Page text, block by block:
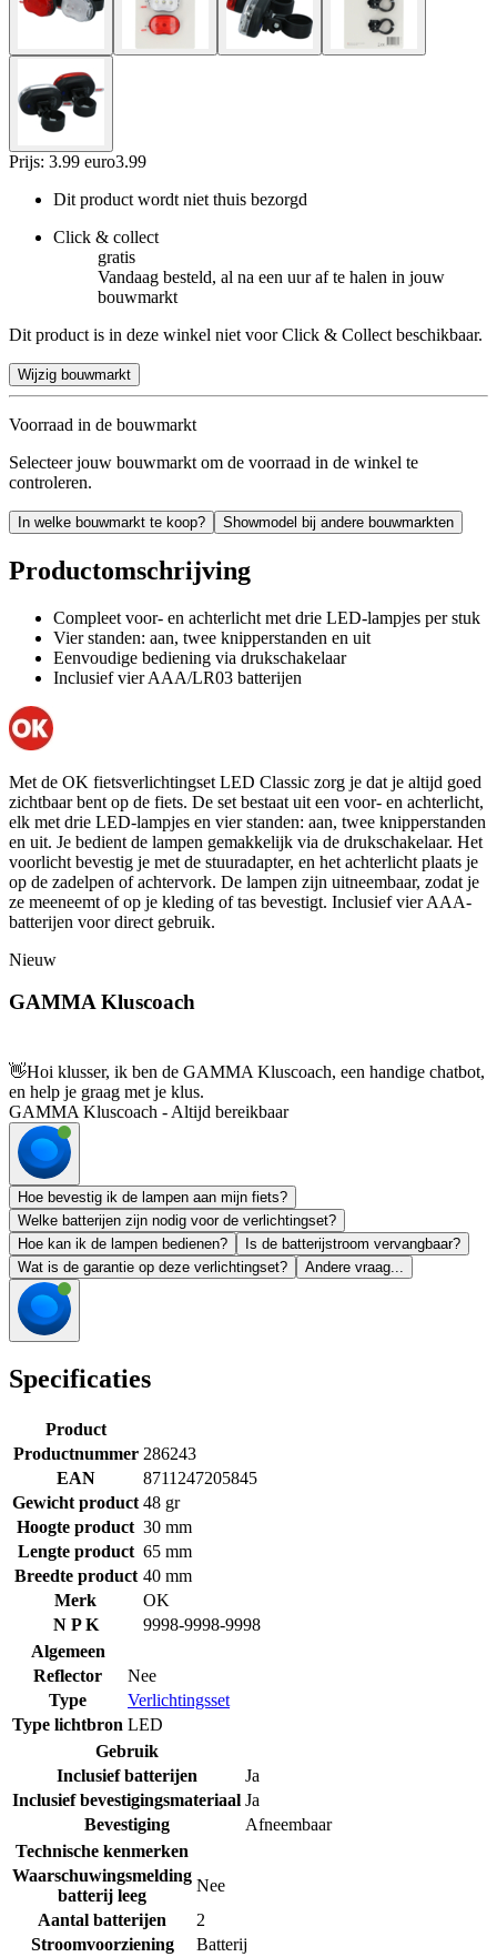
Prijs: 3.99 euro3.99
Dit product wordt niet thuis bezorgd
Click & collect
gratis
Vandaag besteld, al na een uur af te halen in jouw
bouwmarkt
Dit product is in deze winkel niet voor Click & Collect beschikbaar.
Wijzig bouwmarkt
Voorraad in de bouwmarkt
Selecteer jouw bouwmarkt om de voorraad in de winkel te
controleren.
In welke bouwmarkt te koop? Showmodel bij andere bouwmarkten
Productomschrijving
Compleet voor- en achterlicht met drie LED-lampjes per stuk
Vier standen: aan, twee knipperstanden en uit
Eenvoudige bediening via drukschakelaar
Inclusief vier AAA/LR03 batterijen
Met de OK fietsverlichtingset LED Classic zorg je dat je altijd goed
zichtbaar bent op de fiets. De set bestaat uit een voor- en achterlicht,
elk met drie LED-lampjes en vier standen: aan, twee knipperstanden
en uit. Je bedient de lampen gemakkelijk via de drukschakelaar. Het
voorlicht bevestig je met de stuuradapter, en het achterlicht plaats je
op de zadelpen of achtervork. De lampen zijn uitneembaar, zodat je
ze meeneemt of op je kleding of tas bevestigt. Inclusief vier AAA-
batterijen voor direct gebruik.
Nieuw
GAMMA Kluscoach
👋Hoi klusser, ik ben de GAMMA Kluscoach, een handige chatbot,
en help je graag met je klus.
GAMMA Kluscoach - Altijd bereikbaar
Hoe bevestig ik de lampen aan mijn fiets?
Welke batterijen zijn nodig voor de verlichtingset?
Hoe kan ik de lampen bedienen?
Is de batterijstroom vervangbaar?
Wat is de garantie op deze verlichtingset?
Andere vraag...
Specificaties
Product
Productnummer 286243
EAN
8711247205845
Gewicht product 48 gr
Hoogte product 30 mm
Lengte product 65 mm
Breedte product 40 mm
Merk
OK
N P K
9998-9998-9998
Algemeen
Reflector
Nee
Type
Verlichtingsset
Type lichtbron LED
Gebruik
Inclusief batterijen
Ja
Inclusief bevestigingsmateriaal Ja
Bevestiging
Afneembaar
Technische kenmerken
Waarschuwingsmelding
batterij leeg
Nee
Aantal batterijen
2
Stroomvoorziening
Batterij